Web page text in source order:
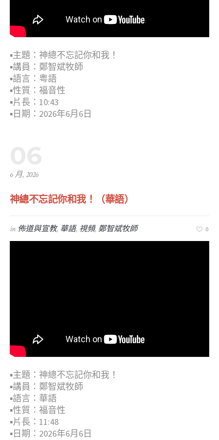
▪︎主題：神總不忘記你和我！
▪︎講員：鄭智斌牧師
▪︎語言：粤語
▪︎性質：福音性
▪︎片長：10:43
▪︎日期：2026年6月6日
6 月, 2026
神總不忘記你和我！（華語）
in 佈道與宣教, 華語, 視頻,鄭智斌牧師 0
▪︎主題：神總不忘記你和我！
▪︎講員：鄭智斌牧師
▪︎語言：華語
▪︎性質：福音性
▪︎片長：11:48
▪︎日期：2026年6月6日